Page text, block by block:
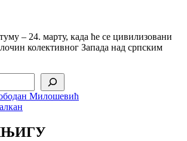
– 24. марту, када ће се цивилизовани
колективног Запада над српским